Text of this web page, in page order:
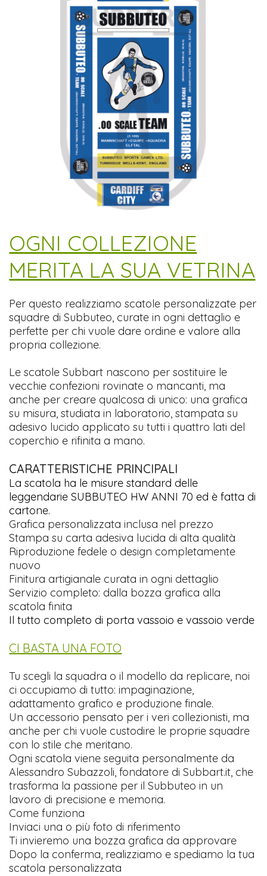
​OGNI COLLEZIONE
MERITA LA SUA VETRINA
Per questo realizziamo scatole personalizzate per
squadre di Subbuteo, curate in ogni dettaglio e
perfette per chi vuole dare ordine e valore alla
propria collezione.
Le scatole Subbart nascono per sostituire le
vecchie confezioni rovinate o mancanti, ma
anche per creare qualcosa di unico: una grafica
su misura, studiata in laboratorio, stampata su
adesivo lucido applicato su tutti i quattro lati del
coperchio e rifinita a mano.
CARATTERISTICHE PRINCIPALI
La scatola ha le misure standard delle
leggendarie SUBBUTEO HW ANNI 70 ed è fatta di
cartone.
Grafica personalizzata inclusa nel prezzo
Stampa su carta adesiva lucida di alta qualità
Riproduzione fedele o design completamente
nuovo
Finitura artigianale curata in ogni dettaglio
Servizio completo: dalla bozza grafica alla
scatola finita
Il tutto completo di porta vassoio e vassoio verde
CI BASTA UNA FOTO
Tu scegli la squadra o il modello da replicare, noi
ci occupiamo di tutto: impaginazione,
adattamento grafico e produzione finale.
Un accessorio pensato per i veri collezionisti, ma
anche per chi vuole custodire le proprie squadre
con lo stile che meritano.
Ogni scatola viene seguita personalmente da
Alessandro Subazzoli, fondatore di Subbart.it, che
trasforma la passione per il Subbuteo in un
lavoro di precisione e memoria.
Come funziona
Inviaci una o più foto di riferimento
Ti invieremo una bozza grafica da approvare
Dopo la conferma, realizziamo e spediamo la tua
scatola personalizzata